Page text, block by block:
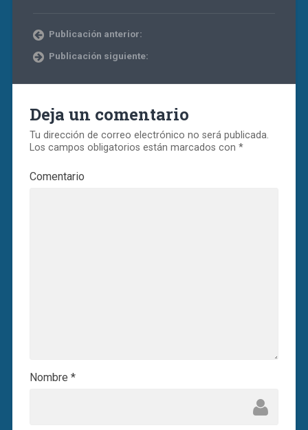
Publicación anterior:
Publicación siguiente:
Deja un comentario
Tu dirección de correo electrónico no será publicada.
Los campos obligatorios están marcados con *
Comentario
Nombre *